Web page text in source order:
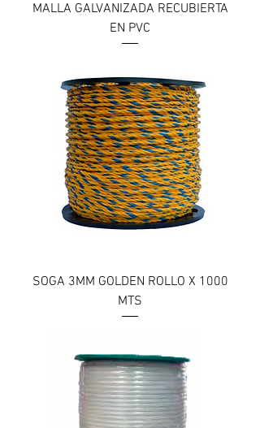
MALLA GALVANIZADA RECUBIERTA
EN PVC
SOGA 3MM GOLDEN ROLLO X 1000
MTS